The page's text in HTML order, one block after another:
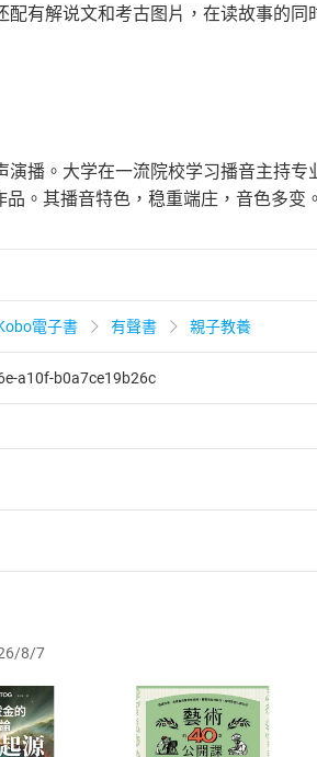
有解说文和考古图片，在读故事的
播。大学在一流院校学习播音主持
。其播音特色，稳重端庄，音色多
電子書 有聲書 親子教養
a10f-b0a7ce19b26c
段暨通訊交易解除權合理例外情事適用
知悉本店鋪所銷售之商品為電子書，
款。
，請登入樂天市場，並於「我的訂單
待審核通過後將為您辦理退款事宜。
購物車
cart
登入帳號
Login
8/7